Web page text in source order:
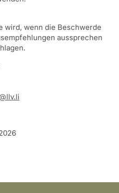
wird, wenn die Beschwerde
aussprechen